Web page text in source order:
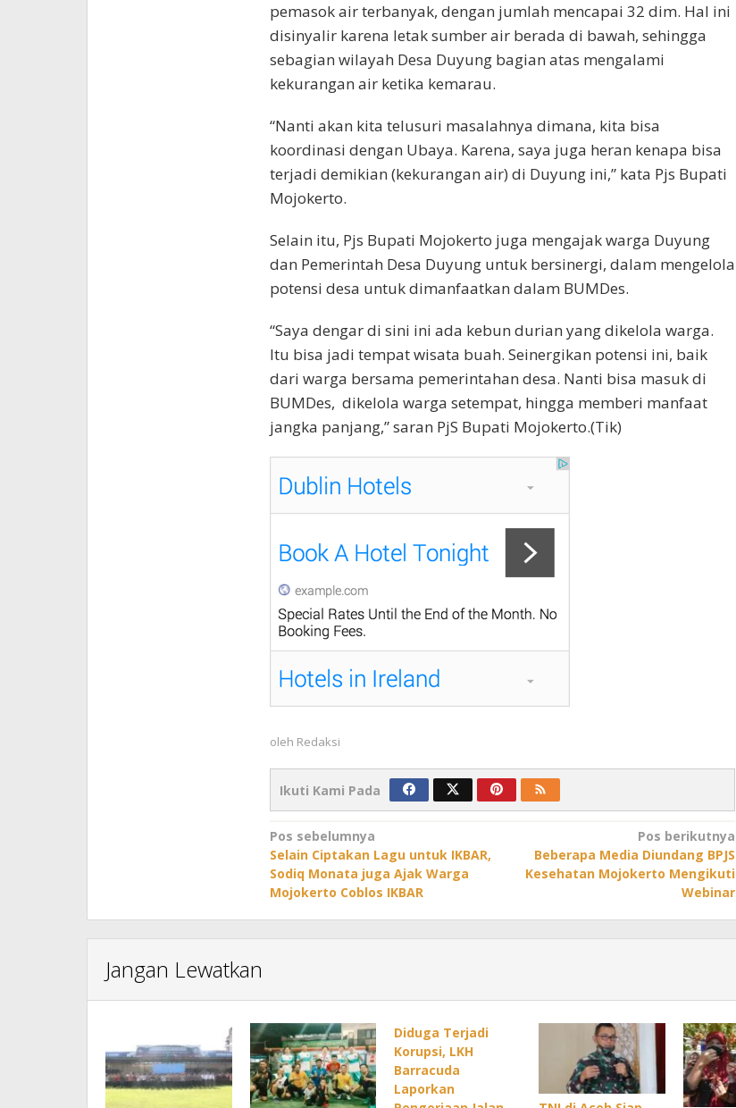
pemasok air terbanyak, dengan jumlah mencapai 32 dim. Hal ini
disinyalir karena letak sumber air berada di bawah, sehingga
sebagian wilayah Desa Duyung bagian atas mengalami
kekurangan air ketika kemarau.
“Nanti akan kita telusuri masalahnya dimana, kita bisa
koordinasi dengan Ubaya. Karena, saya juga heran kenapa bisa
terjadi demikian (kekurangan air) di Duyung ini,” kata Pjs Bupati
Mojokerto.
Selain itu, Pjs Bupati Mojokerto juga mengajak warga Duyung
dan Pemerintah Desa Duyung untuk bersinergi, dalam mengelola
potensi desa untuk dimanfaatkan dalam BUMDes.
“Saya dengar di sini ini ada kebun durian yang dikelola warga.
Itu bisa jadi tempat wisata buah. Seinergikan potensi ini, baik
dari warga bersama pemerintahan desa. Nanti bisa masuk di
BUMDes, dikelola warga setempat, hingga memberi manfaat
jangka panjang,” saran PjS Bupati Mojokerto.(Tik)
oleh Redaksi
Ikuti Kami Pada
Navigasi
pos
Pos sebelumnya
Selain Ciptakan Lagu untuk IKBAR,
Sodiq Monata juga Ajak Warga
Mojokerto Coblos IKBAR
Pos berikutnya
Beberapa Media Diundang BPJS
Kesehatan Mojokerto Mengikuti
Webinar
Jangan Lewatkan
Diduga Terjadi
Korupsi, LKH
Barracuda
Laporkan